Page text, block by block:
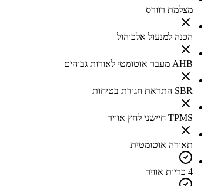
מצלמת רוורס
הכנה למנעול אלכוהול
AHB מעבר אוטומטי לאורות גבוהים
SBR התראת חגורת בטיחות
TPMS חיישני לחץ אוויר
תאורה אוטומטית
4 כריות אוויר